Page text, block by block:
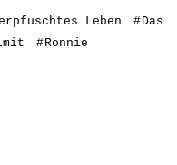
Leben #Das
#Ronnie